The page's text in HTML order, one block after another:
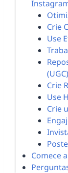
Crie
Use
(UGC)
Crie
Use
Crie
Comece